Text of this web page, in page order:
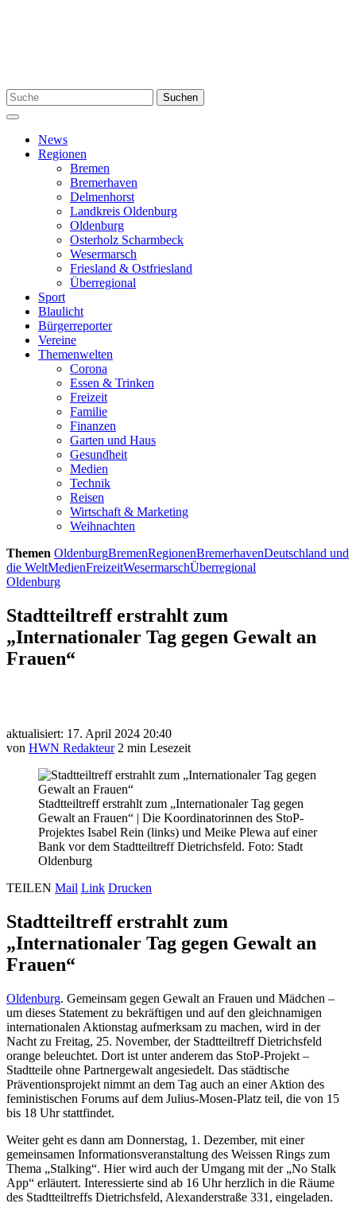
Suchen
nach:
Suchen
Menü
News
Regionen
Bremen
Bremerhaven
Delmenhorst
Landkreis Oldenburg
Oldenburg
Osterholz Scharmbeck
Wesermarsch
Friesland & Ostfriesland
Überregional
Sport
Blaulicht
Bürgerreporter
Vereine
Themenwelten
Corona
Essen & Trinken
Freizeit
Familie
Finanzen
Garten und Haus
Gesundheit
Medien
Technik
Reisen
Wirtschaft & Marketing
Weihnachten
Themen OldenburgBremenRegionenBremerhavenDeutschland und
die WeltMedienFreizeitWesermarschÜberregional
Oldenburg
Stadtteiltreff erstrahlt zum
„Internationaler Tag gegen Gewalt an
Frauen“
aktualisiert: 17. April 2024 20:40
von HWN Redakteur 2 min Lesezeit
Stadtteiltreff erstrahlt zum „Internationaler Tag gegen
Gewalt an Frauen“ | Die Koordinatorinnen des StoP-
Projektes Isabel Rein (links) und Meike Plewa auf einer
Bank vor dem Stadtteiltreff Dietrichsfeld. Foto: Stadt
Oldenburg
TEILEN Mail Link Drucken
Stadtteiltreff erstrahlt zum
„Internationaler Tag gegen Gewalt an
Frauen“
Oldenburg. Gemeinsam gegen Gewalt an Frauen und Mädchen –
um dieses Statement zu bekräftigen und auf den gleichnamigen
internationalen Aktionstag aufmerksam zu machen, wird in der
Nacht zu Freitag, 25. November, der Stadtteiltreff Dietrichsfeld
orange beleuchtet. Dort ist unter anderem das StoP-Projekt –
Stadtteile ohne Partnergewalt angesiedelt. Das städtische
Präventionsprojekt nimmt an dem Tag auch an einer Aktion des
feministischen Forums auf dem Julius-Mosen-Platz teil, die von 15
bis 18 Uhr stattfindet.
Weiter geht es dann am Donnerstag, 1. Dezember, mit einer
gemeinsamen Informationsveranstaltung des Weissen Rings zum
Thema „Stalking“. Hier wird auch der Umgang mit der „No Stalk
App“ erläutert. Interessierte sind ab 16 Uhr herzlich in die Räume
des Stadtteiltreffs Dietrichsfeld, Alexanderstraße 331, eingeladen.